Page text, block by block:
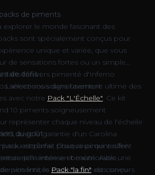
de piments
explorer le monde fascinant des
sont spécialement conçus pour
unique et variée, que vous
de sensations fortes ou un simple
dans l'univers pimenté d'Inferno
sélections soigneusement
de défis :
:Lancez-vous dans l'aventure ultime des
avec notre Pack "L'Échelle". Ce kit
10 piments soigneusement
représenter chaque niveau de l'échelle
10, avec la garantie d'un Carolina
extrême. Chaque piment offre
intense et mémorable,
vos limites et découvrir des saveurs
du goût :
est parfait pour ceux qui veulent
pimentée en beauté. Avec une
piments, le Pack "la fin"est conçu